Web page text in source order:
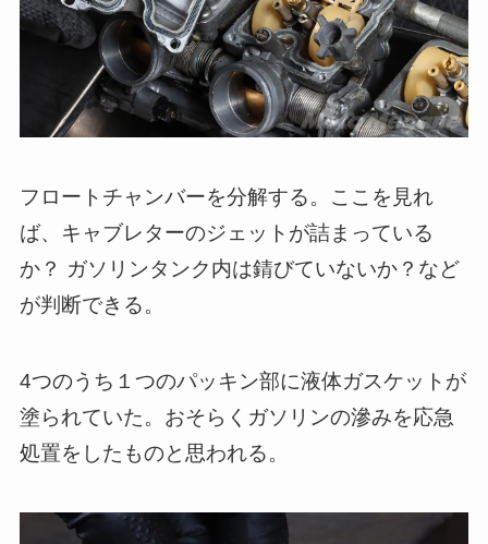
フロートチャンバーを分解する。ここを見れ
ば、キャブレターのジェットが詰まっている
か？ ガソリンタンク内は錆びていないか？など
が判断できる。
4つのうち１つのパッキン部に液体ガスケットが
塗られていた。おそらくガソリンの滲みを応急
処置をしたものと思われる。